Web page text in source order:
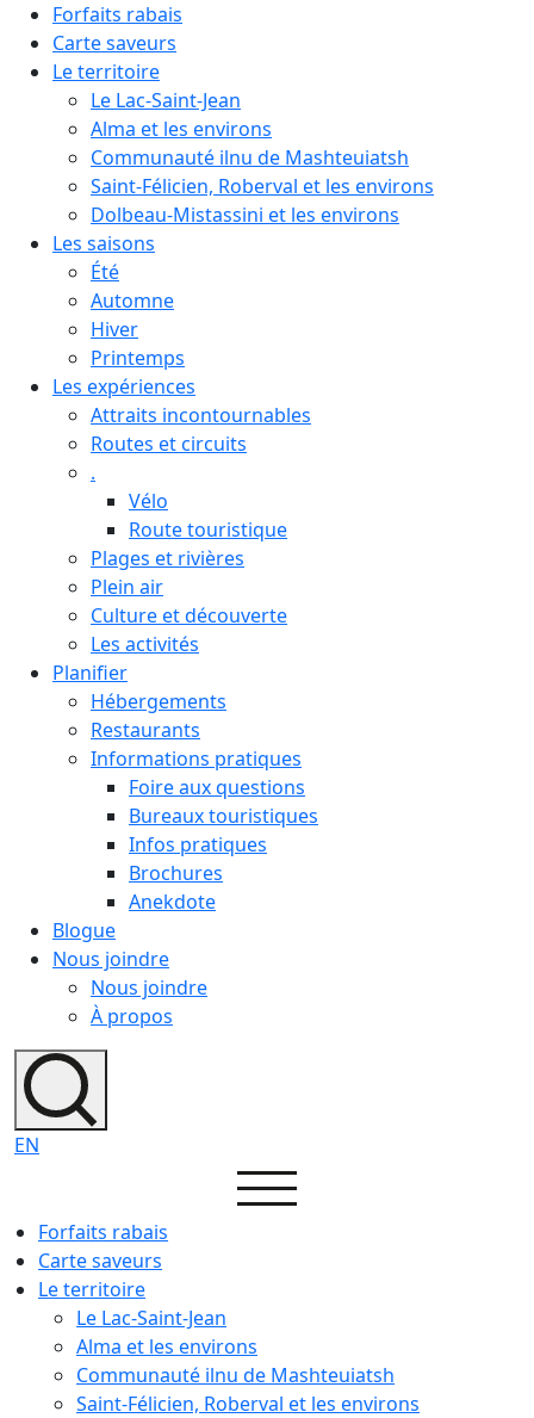
Forfaits rabais
Carte saveurs
Le territoire
Le Lac-Saint-Jean
Alma et les environs
Communauté ilnu de Mashteuiatsh
Saint-Félicien, Roberval et les environs
Dolbeau-Mistassini et les environs
Les saisons
Été
Automne
Hiver
Printemps
Les expériences
Attraits incontournables
Routes et circuits
.
Vélo
Route touristique
Plages et rivières
Plein air
Culture et découverte
Les activités
Planifier
Hébergements
Restaurants
Informations pratiques
Foire aux questions
Bureaux touristiques
Infos pratiques
Brochures
Anekdote
Blogue
Nous joindre
Nous joindre
À propos
EN
Forfaits rabais
Carte saveurs
Le territoire
Le Lac-Saint-Jean
Alma et les environs
Communauté ilnu de Mashteuiatsh
Saint-Félicien, Roberval et les environs